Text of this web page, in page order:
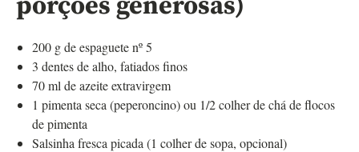
porções generosas)
200 g de espaguete nº 5
3 dentes de alho, fatiados finos
70 ml de azeite extravirgem
1 pimenta seca (peperoncino) ou 1/2 colher de chá de flocos
de pimenta
Salsinha fresca picada (1 colher de sopa, opcional)